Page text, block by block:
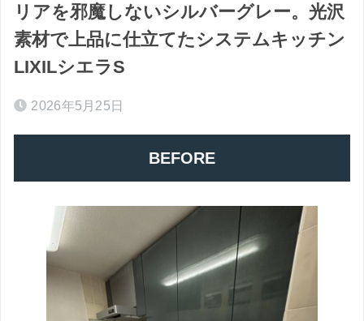
リアを邪魔しないシルバーグレー。光沢
素材で上品に仕立てたシステムキッチン
LIXILシエラS
2026年5月25日
BEFORE